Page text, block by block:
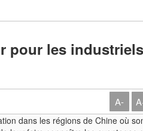
pour les industriels
A-